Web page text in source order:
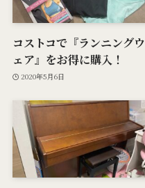
コストコで『ランニングウ
ェア』をお得に購入！
2020年5月6日